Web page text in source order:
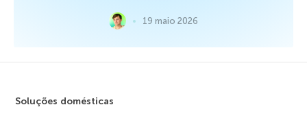
19 maio 2026
Soluções domésticas